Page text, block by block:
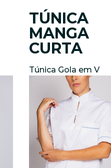
TÚNICA
MANGA
CURTA
Túnica Gola em V